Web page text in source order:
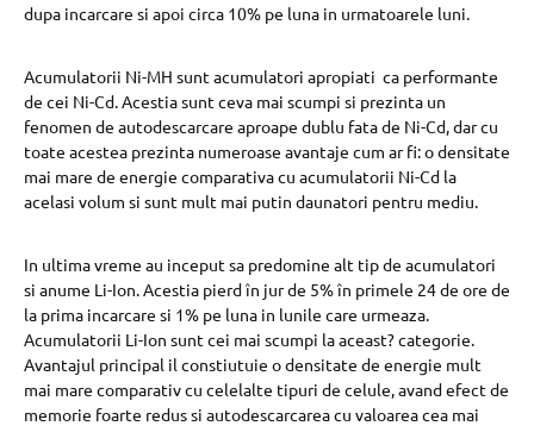
dupa incarcare si apoi circa 10% pe luna in urmatoarele luni.
Acumulatorii Ni-MH sunt acumulatori apropiati ca performante
de cei Ni-Cd. Acestia sunt ceva mai scumpi si prezinta un
fenomen de autodescarcare aproape dublu fata de Ni-Cd, dar cu
toate acestea prezinta numeroase avantaje cum ar fi: o densitate
mai mare de energie comparativa cu acumulatorii Ni-Cd la
acelasi volum si sunt mult mai putin daunatori pentru mediu.
In ultima vreme au inceput sa predomine alt tip de acumulatori
si anume Li-Ion. Acestia pierd în jur de 5% în primele 24 de ore de
la prima incarcare si 1% pe luna in lunile care urmeaza.
Acumulatorii Li-Ion sunt cei mai scumpi la aceast? categorie.
Avantajul principal il constiutuie o densitate de energie mult
mai mare comparativ cu celelalte tipuri de celule, avand efect de
memorie foarte redus si autodescarcarea cu valoarea cea mai